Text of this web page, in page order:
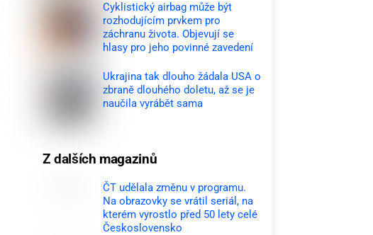
Cyklistický airbag může být
rozhodujícím prvkem pro
záchranu života. Objevují se
hlasy pro jeho povinné zavedení
Ukrajina tak dlouho žádala USA o
zbraně dlouhého doletu, až se je
naučila vyrábět sama
Z dalších magazinů
ČT udělala změnu v programu.
Na obrazovky se vrátil seriál, na
kterém vyrostlo před 50 lety celé
Československo